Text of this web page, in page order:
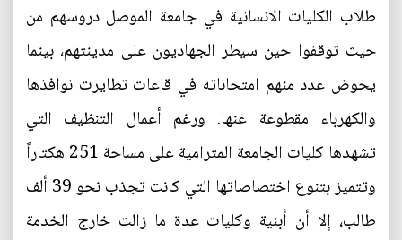
طلاب الكليات الانسانية في جامعة الموصل دروسهم من
حيث توقفوا حين سيطر الجهاديون على مدينتهم، بينما
يخوض عدد منهم امتحاناته في قاعات تطايرت نوافذها
والكهرباء مقطوعة عنها. ورغم أعمال التنظيف التي
تشهدها كليات الجامعة المترامية على مساحة 251 هكتاراً
وتتميز بتنوع اختصاصاتها التي كانت تجذب نحو 39 ألف
طالب، إلا أن أبنية وكليات عدة ما زالت خارج الخدمة